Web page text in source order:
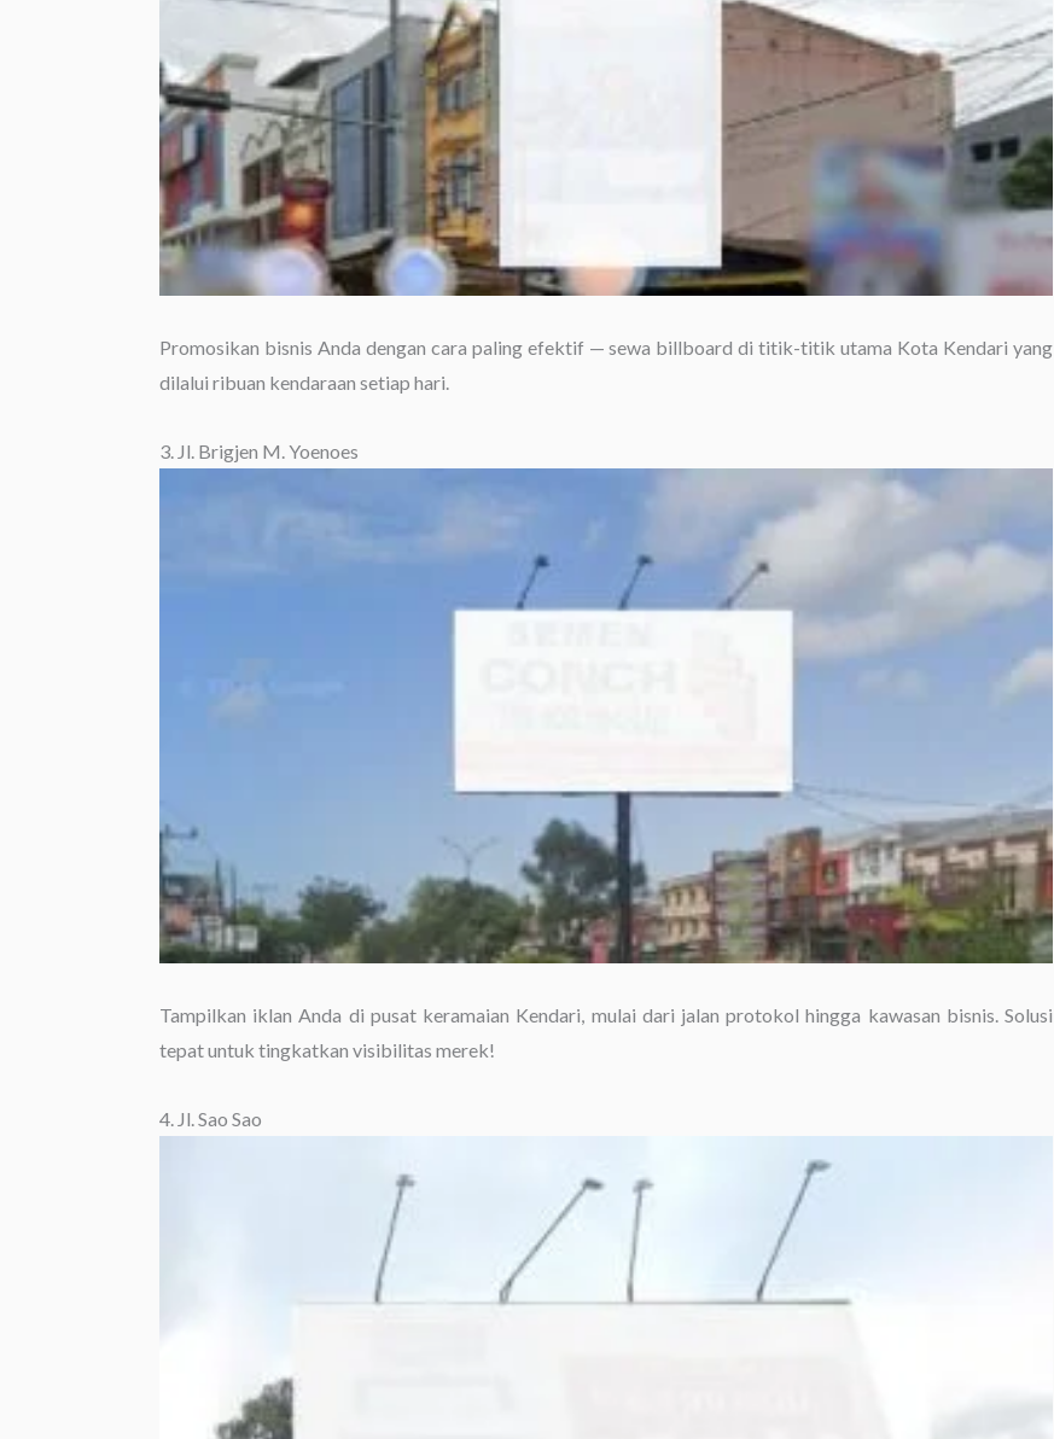
Promosikan bisnis Anda dengan cara paling efektif — sewa billboard di titik-titik utama Kota Kendari yang
dilalui ribuan kendaraan setiap hari.
3. Jl. Brigjen M. Yoenoes
Tampilkan iklan Anda di pusat keramaian Kendari, mulai dari jalan protokol hingga kawasan bisnis. Solusi
tepat untuk tingkatkan visibilitas merek!
4. Jl. Sao Sao